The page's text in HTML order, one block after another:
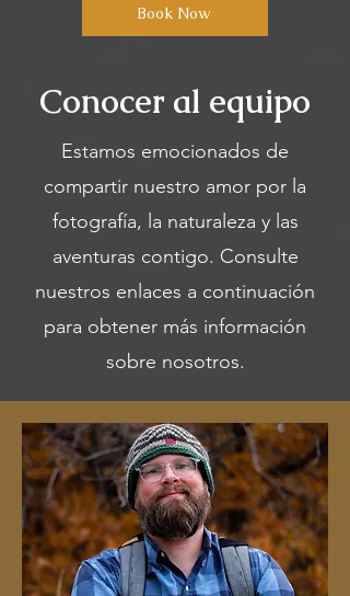
Book Now
Conocer al equipo
Estamos emocionados de
compartir nuestro amor por la
fotografía, la naturaleza y las
aventuras contigo. Consulte
nuestros enlaces a continuación
para obtener más información
sobre nosotros.